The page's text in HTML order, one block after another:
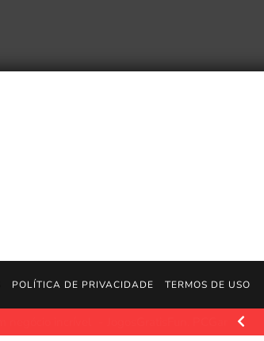
POLÍTICA DE PRIVACIDADE TERMOS DE USO
JogosGratisFun. PCGamer latest. Fonte